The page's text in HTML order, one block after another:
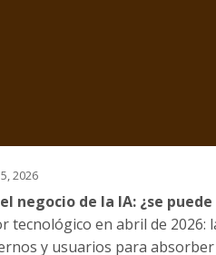
2026
negocio de la IA: ¿se
tecnológico en abril de 2026:
y usuarios para